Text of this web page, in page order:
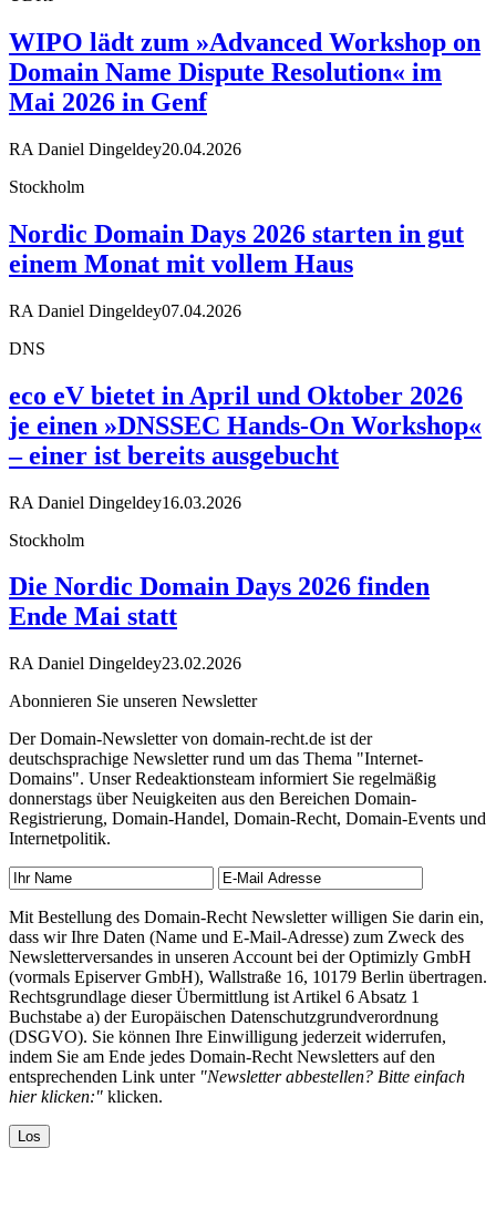
WIPO lädt zum »Advanced Workshop on
Domain Name Dispute Resolution« im
Mai 2026 in Genf
RA Daniel Dingeldey20.04.2026
Stockholm
Nordic Domain Days 2026 starten in gut
einem Monat mit vollem Haus
RA Daniel Dingeldey07.04.2026
DNS
eco eV bietet in April und Oktober 2026
je einen »DNSSEC Hands-On Workshop«
– einer ist bereits ausgebucht
RA Daniel Dingeldey16.03.2026
Stockholm
Die Nordic Domain Days 2026 finden
Ende Mai statt
RA Daniel Dingeldey23.02.2026
Abonnieren Sie unseren Newsletter
Der Domain-Newsletter von domain-recht.de ist der
deutschsprachige Newsletter rund um das Thema "Internet-
Domains". Unser Redeaktionsteam informiert Sie regelmäßig
donnerstags über Neuigkeiten aus den Bereichen Domain-
Registrierung, Domain-Handel, Domain-Recht, Domain-Events und
Internetpolitik.
Mit Bestellung des Domain-Recht Newsletter willigen Sie darin ein,
dass wir Ihre Daten (Name und E-Mail-Adresse) zum Zweck des
Newsletterversandes in unseren Account bei der Optimizly GmbH
(vormals Episerver GmbH), Wallstraße 16, 10179 Berlin übertragen.
Rechtsgrundlage dieser Übermittlung ist Artikel 6 Absatz 1
Buchstabe a) der Europäischen Datenschutzgrundverordnung
(DSGVO). Sie können Ihre Einwilligung jederzeit widerrufen,
indem Sie am Ende jedes Domain-Recht Newsletters auf den
entsprechenden Link unter "Newsletter abbestellen? Bitte einfach
hier klicken:" klicken.